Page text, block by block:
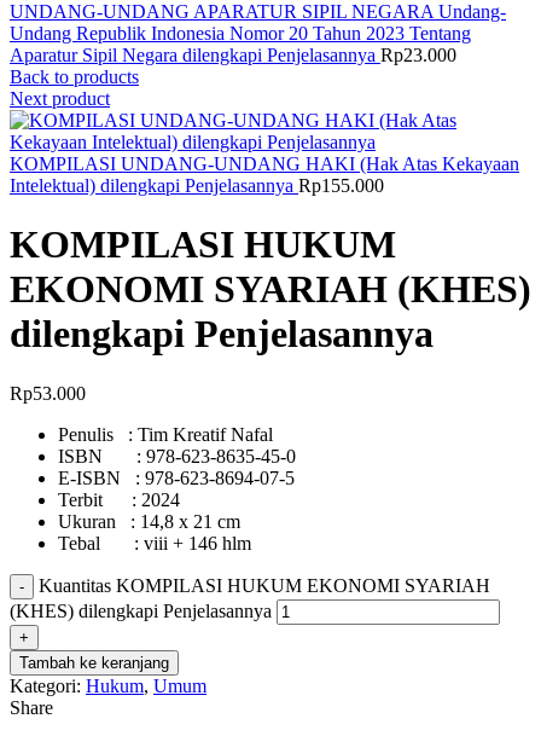
UNDANG-UNDANG APARATUR SIPIL NEGARA Undang-
Undang Republik Indonesia Nomor 20 Tahun 2023 Tentang
Aparatur Sipil Negara dilengkapi Penjelasannya Rp23.000
Back to products
Next product
KOMPILASI UNDANG-UNDANG HAKI (Hak Atas Kekayaan
Intelektual) dilengkapi Penjelasannya Rp155.000
KOMPILASI HUKUM
EKONOMI SYARIAH (KHES)
dilengkapi Penjelasannya
Rp53.000
Penulis : Tim Kreatif Nafal
ISBN : 978-623-8635-45-0
E-ISBN : 978-623-8694-07-5
Terbit : 2024
Ukuran : 14,8 x 21 cm
Tebal : viii + 146 hlm
Kuantitas KOMPILASI HUKUM EKONOMI SYARIAH
(KHES) dilengkapi Penjelasannya
Tambah ke keranjang
Kategori: Hukum, Umum
Share